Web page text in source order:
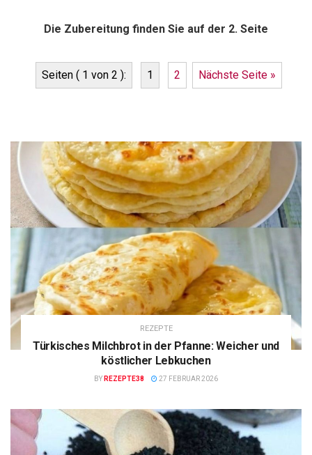
Die Zubereitung finden Sie auf der 2. Seite
Seiten ( 1 von 2 ): 1 2 Nächste Seite »
REZEPTE
Türkisches Milchbrot in der Pfanne: Weicher und
köstlicher Lebkuchen
BY REZEPTE38 27 FEBRUAR 2026